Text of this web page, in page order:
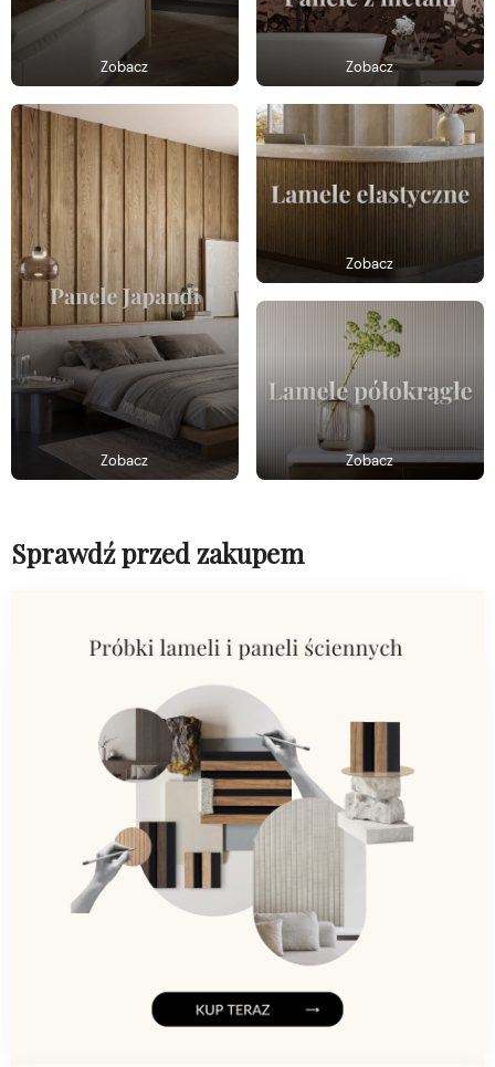
Zobacz Zobacz
Zobacz
Zobacz
Zobacz
Sprawdź przed zakupem